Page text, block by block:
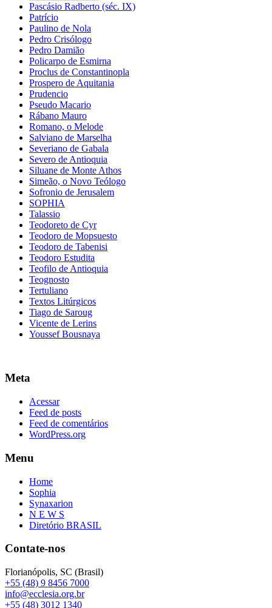
Pascásio Radberto (séc. IX)
Patrício
Paulino de Nola
Pedro Crisólogo
Pedro Damião
Policarpo de Esmirna
Proclus de Constantinopla
Prospero de Aquitania
Prudencio
Pseudo Macario
Rábano Mauro
Romano, o Melode
Salviano de Marselha
Severiano de Gabala
Severo de Antioquia
Siluane de Monte Athos
Simeão, o Novo Teólogo
Sofronio de Jerusalem
SOPHIA
Talassio
Teodoreto de Cyr
Teodoro de Mopsuesto
Teodoro de Tabenisi
Teodoro Estudita
Teofilo de Antioquia
Teognosto
Tertuliano
Textos Litúrgicos
Tiago de Saroug
Vicente de Lerins
Youssef Bousnaya
Meta
Acessar
Feed de posts
Feed de comentários
WordPress.org
Menu
Home
Sophia
Synaxarion
N E W S
Diretório BRASIL
Contate-nos
Florianópolis, SC (Brasil)
+55 (48) 9 8456 7000
info@ecclesia.org.br
+55 (48) 3012 1340